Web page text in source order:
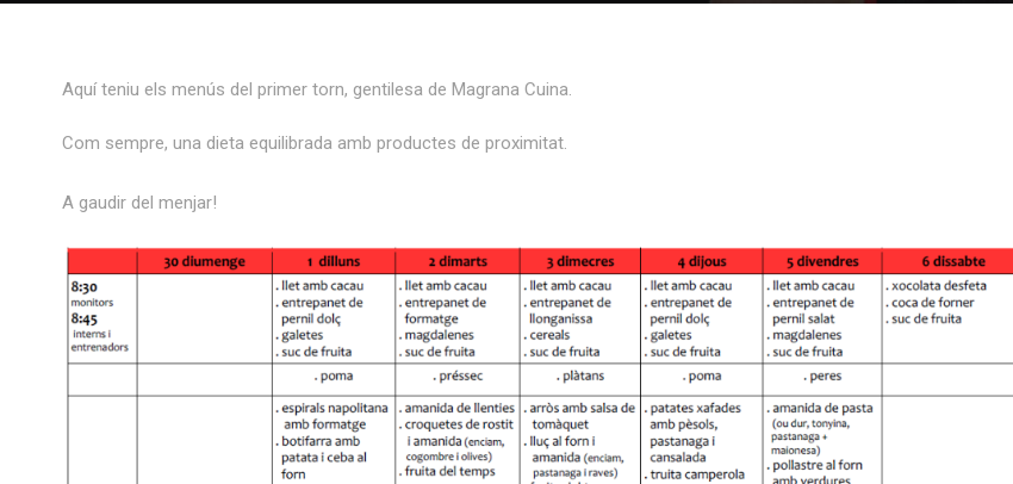
Aquí teniu els menús del primer torn, gentilesa de Magrana Cuina.
Com sempre, una dieta equilibrada amb productes de proximitat.
A gaudir del menjar!